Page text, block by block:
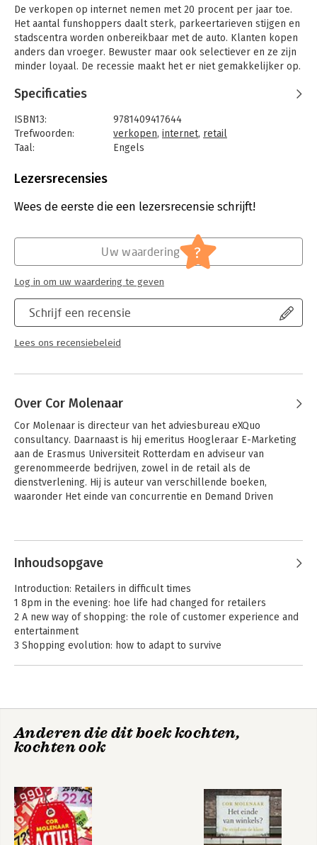
De verkopen op internet nemen met 20 procent per jaar toe.
Het aantal funshoppers daalt sterk, parkeertarieven stijgen en
stadscentra worden onbereikbaar met de auto. Klanten kopen
anders dan vroeger. Bewuster maar ook selectiever en ze zijn
minder loyaal. De recessie maakt het er niet gemakkelijker op.
winkeliers, bedrijven en fabrikanten, want de klant dicteert de
Nieuwe technieken en faciliteiten bieden, maar vooral inspelen
op de wensen van klanten wordt de uitdaging van de toekomst.
winkeliers voor op de nabije toekomst.
'Shopping 3.0' is de vertaling van 'Het nieuwe winkelen'.
Specificaties
ISBN13:
9781409417644
Trefwoorden:
verkopen, internet, retail
Taal:
Engels
Aantal pagina's:
Druk:
1
Lezersrecensies
Wees de eerste die een lezersrecensie schrijft!
Schrijf een recensie
Lees ons recensiebeleid
Uw waardering ?
Log in om uw waardering te geven
Over Cor Molenaar
Cor Molenaar is directeur van het adviesbureau eXQuo
consultancy. Daarnaast is hij emeritus Hoogleraar E-Marketing
aan de Erasmus Universiteit Rotterdam en adviseur van
gerenommeerde bedrijven, zowel in de retail als de
dienstverlening. Hij is auteur van verschillende boeken,
waaronder Het einde van concurrentie en Demand Driven
Andere boeken door Cor Molenaar
Business Strategy
concurrentie?
Inhoudsopgave
Introduction: Retailers in difficult times
1 8pm in the evening: hoe life had changed for retailers
2 A new way of shopping: the role of customer experience and
entertainment
3 Shopping evolution: how to adapt to survive
Anderen die dit boek kochten,
kochten ook